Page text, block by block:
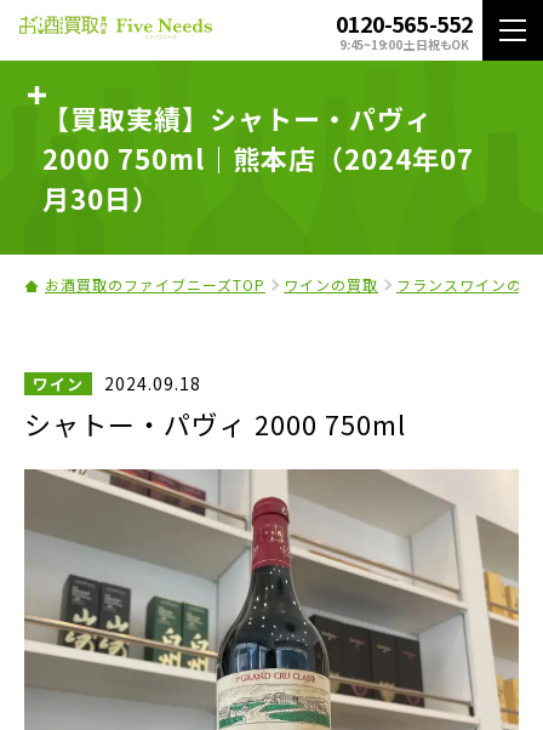
0120-565-552
9:45~19:00 土日祝もOK
【買取実績】シャトー・パヴィ
2000 750ml｜熊本店（2024年07
月30日）
お酒買取のファイブニーズTOP ワインの買取 フランスワインの買
ワイン 2024.09.18
シャトー・パヴィ 2000 750ml